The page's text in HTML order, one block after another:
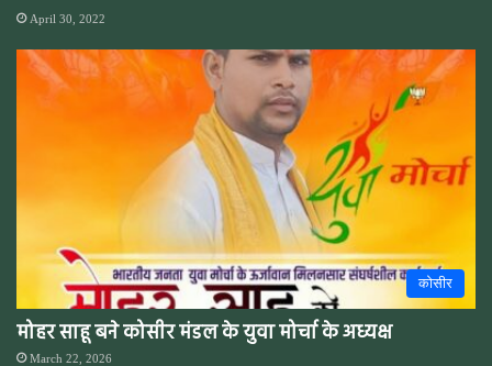
April 30, 2022
कोसीर
मोहर साहू बने कोसीर मंडल के युवा मोर्चा के अध्यक्ष
March 22, 2026